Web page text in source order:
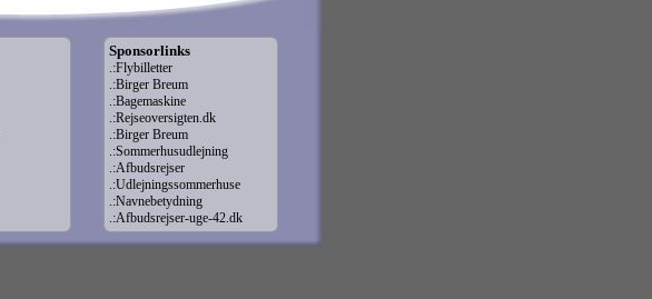
Sponsorlinks
.:Flybilletter
.:Birger Breum
.:Bagemaskine
.:Rejseoversigten.dk
.:Birger Breum
.:Sommerhusudlejning
.:Afbudsrejser
.:Udlejningssommerhuse
.:Navnebetydning
.:Afbudsrejser-uge-42.dk